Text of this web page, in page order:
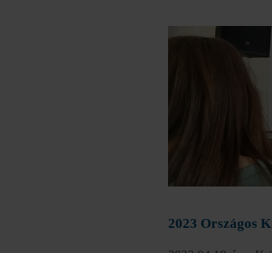
2023 Országos